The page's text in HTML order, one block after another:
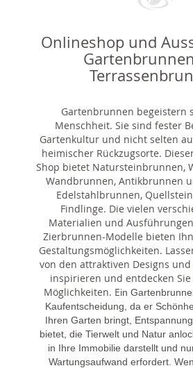
Onlineshop und
Gartenbrunnen begeistern
Menschheit. Sie sind fester
Gartenkultur und nicht selten
heimischer Rückzugsorte.
Shop bietet Natursteinbrunnen,
Wandbrunnen, Antikbrunnen
Edelstahlbrunnen,
Findlinge. Die vielen
Materialien und
Zierbrunnen-Modelle bieten
Gestaltungsmöglichkeiten.
von den attraktiven Designs
inspirieren und entdecken
Möglichkeiten. Ein
Kaufentscheidung, da er
Ihren Garten bringt,
bietet, die Tierwelt und Natur
in Ihre Immobilie darstellt und
Wartungsaufwand erfordert.